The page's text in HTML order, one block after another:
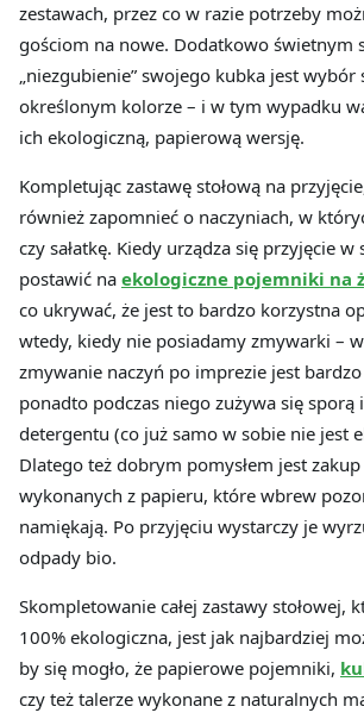
zestawach, przez co w razie potrzeby
gościom na nowe. Dodatkowo świetnym
„niezgubienie” swojego kubka jest wybór
określonym kolorze – i w tym wypadku
ich ekologiczną, papierową wersję.
Kompletując zastawę stołową na
również zapomnieć o naczyniach, w
czy sałatkę. Kiedy urządza się przyjęcie
postawić na ekologiczne pojemniki na
co ukrywać, że jest to bardzo korzystna
wtedy, kiedy nie posiadamy zmywarki –
zmywanie naczyń po imprezie jest bardzo
ponadto podczas niego zużywa się sporą
detergentu (co już samo w sobie nie jest
Dlatego też dobrym pomysłem jest
wykonanych z papieru, które wbrew
namiękają. Po przyjęciu wystarczy je
odpady bio.
Skompletowanie całej zastawy stołowej,
100% ekologiczna, jest jak najbardziej
by się mogło, że papierowe pojemniki,
czy też talerze wykonane z naturalnych